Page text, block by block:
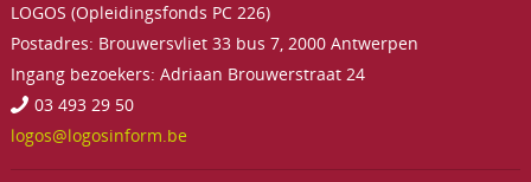
LOGOS (Opleidingsfonds PC 226)
Postadres: Brouwersvliet 33 bus 7, 2000 Antwerpen
Ingang bezoekers: Adriaan Brouwerstraat 24
03 493 29 50
logos@logosinform.be